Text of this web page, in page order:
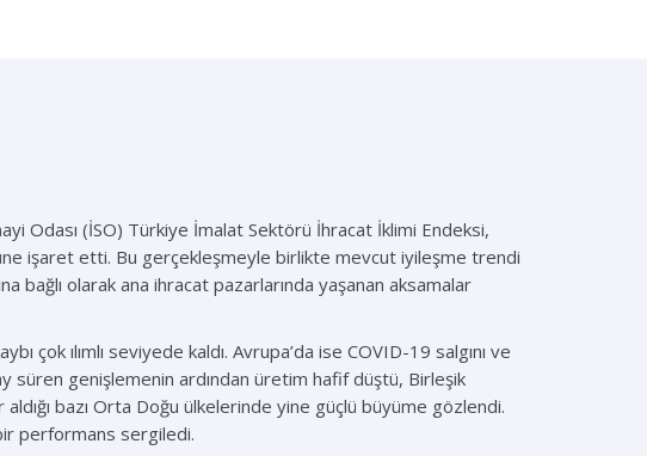
Odası (İSO) Türkiye İmalat Sektörü İhracat İklimi Endeksi,
işaret etti. Bu gerçekleşmeyle birlikte mevcut iyileşme trendi
bağlı olarak ana ihracat pazarlarında yaşanan aksamalar
ılımlı seviyede kaldı. Avrupa’da ise COVID-19 salgını ve
süren genişlemenin ardından üretim hafif düştü, Birleşik
bazı Orta Doğu ülkelerinde yine güçlü büyüme gözlendi.
performans sergiledi.